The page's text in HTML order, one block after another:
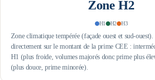
ZoneH2
H1 H2 H3
Zone climatique tempérée (façade ouest et sud-
directement sur le montant de la prime CEE :
H1 (plus froide, volumes majorés donc prime plus
(plus douce, prime minorée).